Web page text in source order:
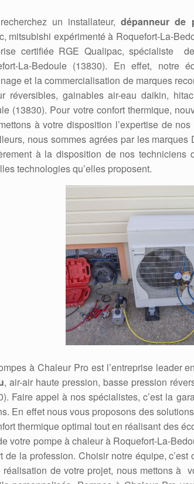
un installateur,dépanneur de
mitsubishi expérimenté à Roquefort-La-
certifiée RGE Qualipac, spécialiste
La-Bedoule (13830). En effet, notre
et la commercialisation de marques
réversibles, gainables air-eau daikin,
(13830). Pour votre confort thermique,
à votre disposition l’expertise de
nous sommes agrées par les
à la disposition de nos
technologies qu’elles proposent.
à Chaleur Pro est l’entreprise leader
, air-air haute pression, basse pression
Faire appel à nos spécialistes, c’est la
En effet nous vous proposons des
thermique optimal tout en réalisant des
votre pompe à chaleur à Roquefort-La-
de la profession. Choisir notre équipe,
réalisation de votre projet, nous mettons à